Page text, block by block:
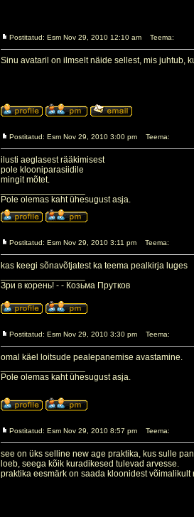
Postitatud: Esm Nov 29, 2010 12:10 am Teema:
Sinu avataril on ilmselt näide sellest, mis juhtub,
Postitatud: Esm Nov 29, 2010 3:00 pm Teema:
ilusti aeglasest rääkimisest
pole klooniparasiidile
mingit mõtet.
Pole olemas kaht ühesugust asja.
Postitatud: Esm Nov 29, 2010 3:11 pm Teema:
kas keegi sõnavõtjatest ka teema pealkirja luges
Зри в корень! - - Козьма Прутков
Postitatud: Esm Nov 29, 2010 3:30 pm Teema:
omal käel loitsude pealepanemise avastamine.
Pole olemas kaht ühesugust asja.
Postitatud: Esm Nov 29, 2010 8:57 pm Teema:
see on üks selline new age praktika, kus sulle
loeb, seega kõik kuradikesed tulevad arvesse.
praktika eesmärk on saada kloonidest võimalikult